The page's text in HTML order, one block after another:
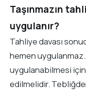
Taşınmazın
uygulanır?
Tahliye davası
hemen uygulanmaz.
uygulanabilmesi
edilmelidir.